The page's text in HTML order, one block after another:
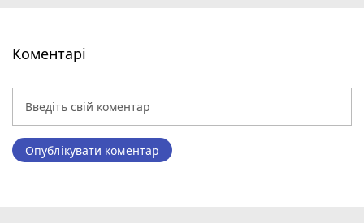
Коментарі
Опублікувати коментар